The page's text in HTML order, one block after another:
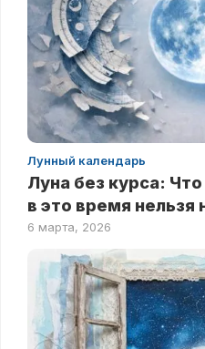
Лунный календарь
Луна без курса:
в это время нельзя
6 марта, 2026